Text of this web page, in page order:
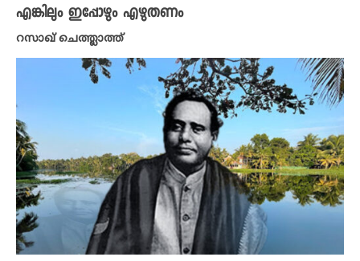
എങ്കിലും ഇപ്പോഴും എഴുതണം
റസാഖ് ചെത്ത്ലാത്ത്